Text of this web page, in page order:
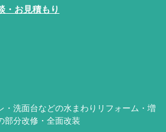
・お見積もり
・洗面台などの水まわりリフォーム・増
部分改修・全面改装